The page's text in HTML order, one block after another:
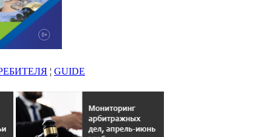
¦ GUIDE